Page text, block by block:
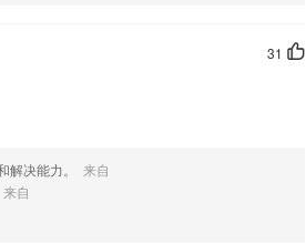
31
决能力。
来自
来自